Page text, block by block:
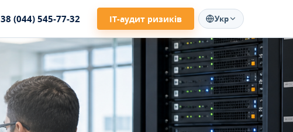
38 (044) 545-77-32 ІТ-аудит ризиків Укр